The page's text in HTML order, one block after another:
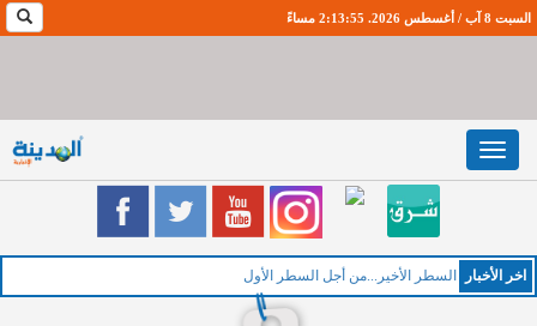
السبت 8 آب / أغسطس 2026. 2:13:55 مساءً
Toggle
navigation
اخر اﻷخبار الخ